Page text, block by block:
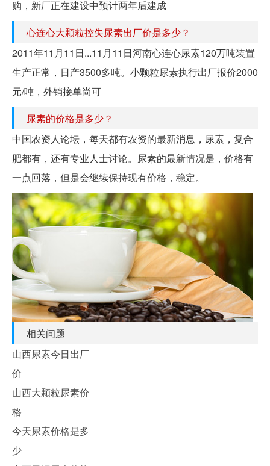
购，新厂正在建设中预计两年后建成
心连心大颗粒控失尿素出厂价是多少？
2011年11月11日...11月11日河南心连心尿素120万吨装置
生产正常，日产3500多吨。小颗粒尿素执行出厂报价2000
元/吨，外销接单尚可
尿素的价格是多少？
中国农资人论坛，每天都有农资的最新消息，尿素，复合
肥都有，还有专业人士讨论。尿素的最新情况是，价格有
一点回落，但是会继续保持现有价格，稳定。
相关问题
山西尿素今日出厂
价
山西大颗粒尿素价
格
今天尿素价格是多
少